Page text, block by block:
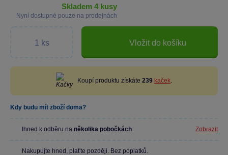
skladem 4 kusy
Nyní dostupné pouze na prodejnách
Vložit do košíku
Koupí produktu získáte 239 kaček.
Kdy budu mít zboží doma?
Ihned k odběru na několika pobočkách Zobrazit
Nakupujte hned, plaťte později. Bez poplatků.